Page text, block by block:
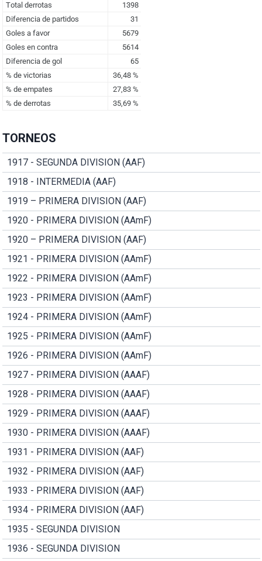
TORNEOS
1917 - SEGUNDA DIVISION (AAF)
1918 - INTERMEDIA (AAF)
1919 – PRIMERA DIVISION (AAF)
1920 - PRIMERA DIVISION (AAmF)
1920 – PRIMERA DIVISION (AAF)
1921 - PRIMERA DIVISION (AAmF)
1922 - PRIMERA DIVISION (AAmF)
1923 - PRIMERA DIVISION (AAmF)
1924 - PRIMERA DIVISION (AAmF)
1925 - PRIMERA DIVISION (AAmF)
1926 - PRIMERA DIVISION (AAmF)
1927 - PRIMERA DIVISION (AAAF)
1928 - PRIMERA DIVISION (AAAF)
1929 - PRIMERA DIVISION (AAAF)
1930 - PRIMERA DIVISION (AAAF)
1931 - PRIMERA DIVISION (AAF)
1932 - PRIMERA DIVISION (AAF)
1933 - PRIMERA DIVISION (AAF)
1934 - PRIMERA DIVISION (AAF)
1935 - SEGUNDA DIVISION
1936 - SEGUNDA DIVISION